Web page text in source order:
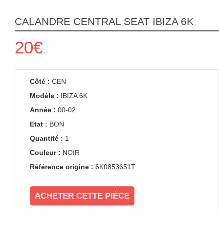
CALANDRE CENTRAL SEAT IBIZA 6K
20€
Côté : CEN
Modèle : IBIZA 6K
Année : 00-02
Etat : BON
Quantité : 1
Couleur : NOIR
Référence origine : 6K0853651T
ACHETER CETTE PIÈCE